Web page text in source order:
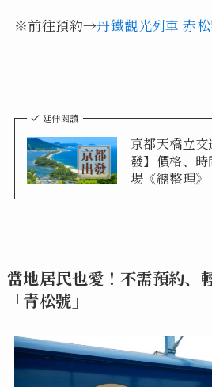
※前往預約→丹鐵觀光列車 赤
延伸閱讀
京都天橋立
發】價格、
場《總整理》
當地居民也愛！不需預約、
「青松號」